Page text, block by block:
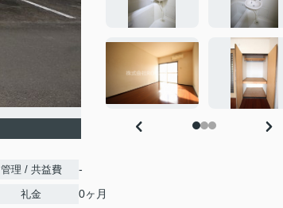
管理 / 共益費 -
礼金 0ヶ月